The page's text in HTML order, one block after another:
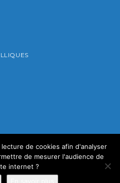
2018-2019 Levet
de cookies afin d'analyser
de mesurer l'audience de
internet ?